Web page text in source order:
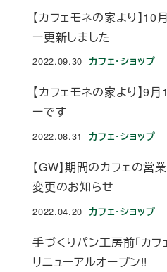
【カフェモネの家より】
ー更新しました
投稿日
2022.09.30 カフェ・ショップ
【カフェモネの家より】9
ーです
投稿日
2022.08.31 カフェ・ショップ
【GW】期間のカフェの営
変更のお知らせ
投稿日
2022.04.20 カフェ・ショップ
手づくりパン工房前「カフ
リニューアルオープン!!